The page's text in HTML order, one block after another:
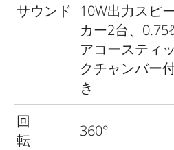
サウンド 10W出力スピ
カー2台、 0.75ℓ
アコースティッ
クチャンバー
き
回
転
360°